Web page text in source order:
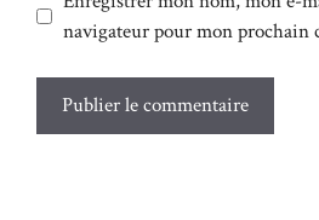
navigateur pour mon prochain